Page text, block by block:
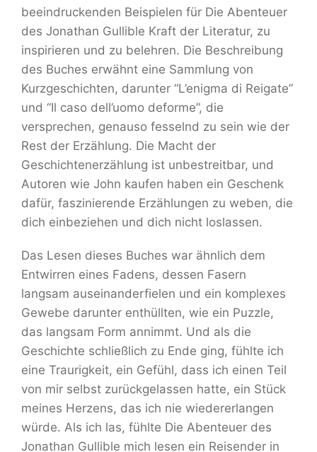
beeindruckenden Beispielen für Die Abenteuer
des Jonathan Gullible Kraft der Literatur, zu
inspirieren und zu belehren. Die Beschreibung
des Buches erwähnt eine Sammlung von
Kurzgeschichten, darunter “L’enigma di Reigate”
und “Il caso dell’uomo deforme”, die
versprechen, genauso fesselnd zu sein wie der
Rest der Erzählung. Die Macht der
Geschichtenerzählung ist unbestreitbar, und
Autoren wie John kaufen haben ein Geschenk
dafür, faszinierende Erzählungen zu weben, die
dich einbeziehen und dich nicht loslassen.
Das Lesen dieses Buches war ähnlich dem
Entwirren eines Fadens, dessen Fasern
langsam auseinanderfielen und ein komplexes
Gewebe darunter enthüllten, wie ein Puzzle,
das langsam Form annimmt. Und als die
Geschichte schließlich zu Ende ging, fühlte ich
eine Traurigkeit, ein Gefühl, dass ich einen Teil
von mir selbst zurückgelassen hatte, ein Stück
meines Herzens, das ich nie wiedererlangen
würde. Als ich las, fühlte Die Abenteuer des
Jonathan Gullible mich lesen ein Reisender in